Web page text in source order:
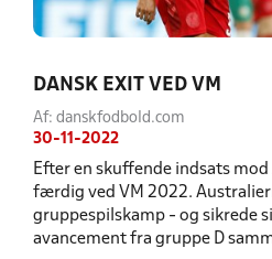
DANSK EXIT VED VM
Af: danskfodbold.com
30-11-2022
Efter en skuffende indsats
færdig ved VM 2022.
gruppespilskamp - og sikrede
avancement fra gruppe D